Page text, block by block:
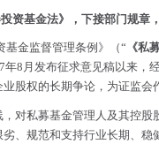
资基金法》，下接部门规
基金监督管理条例》（“ 《私
8月发布征求意见稿以来
股权的长期争论，为证监
，对私募基金管理人及其控
、规范和支持行业长期、